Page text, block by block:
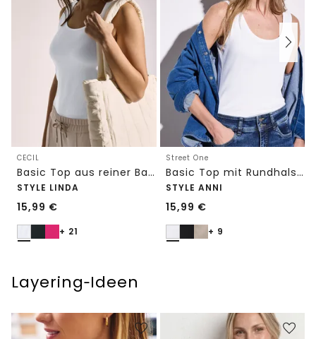
CECIL
Basic Top aus reiner Baumwolle
STYLE LINDA
15,99 €
+ 21
Street One
Basic Top mit Rundhals in Unifarbe
STYLE ANNI
15,99 €
+ 9
Layering‑Ideen